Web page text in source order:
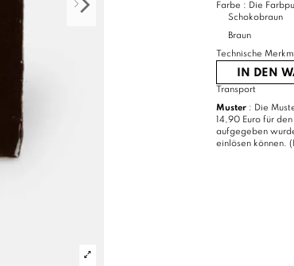
Farbe : Die
Schokobraun
Braun
Technische
IN DEN
Transport
Muster: Die
14,90 Euro für
aufgegeben
einlösen können.